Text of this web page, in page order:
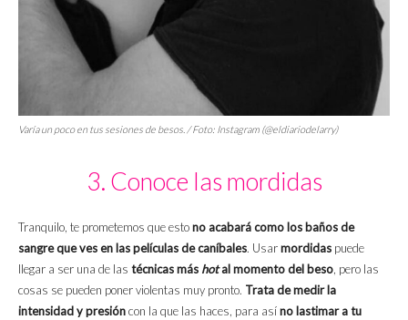
Varía un poco en tus sesiones de besos. / Foto: Instagram (@eldiariodelarry)
3. Conoce las mordidas
Tranquilo, te prometemos que estono acabará como los baños de
sangre que ves en las películas de caníbales. Usarmordidas puede
llegar a ser una de las técnicas más hotal momento del beso, pero las
cosas se pueden poner violentas muy pronto. Trata de medir la
intensidad y presióncon la que las haces, para asíno lastimar a tu